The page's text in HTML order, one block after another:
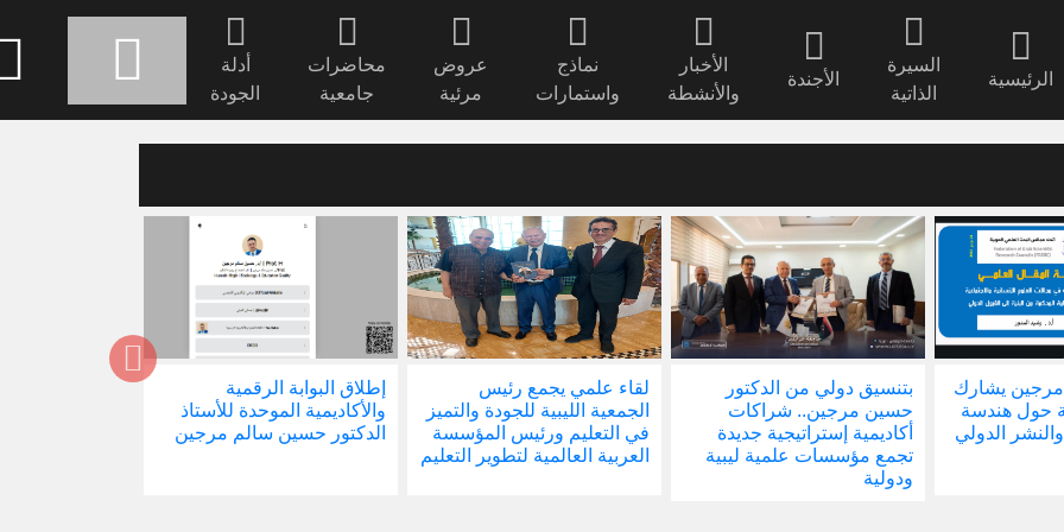
الرئيسية
السيرة
الذاتية
الأجندة
الأخبار
والأنشطة
نماذج
واستمارات
عروض
مرئية
محاضرات
جامعية
أدلة
الجودة
مرجين يشارك
حول هندسة
الدولي
بتنسيق دولي من الدكتور
حسين مرجين.. شراكات
أكاديمية إستراتيجية جديدة
تجمع مؤسسات علمية ليبية
ودولية
لقاء علمي يجمع رئيس
الجمعية الليبية للجودة والتميز
في التعليم ورئيس المؤسسة
العربية العالمية لتطوير التعليم
إطلاق البوابة الرقمية
والأكاديمية الموحدة للأستاذ
الدكتور حسين سالم مرجين